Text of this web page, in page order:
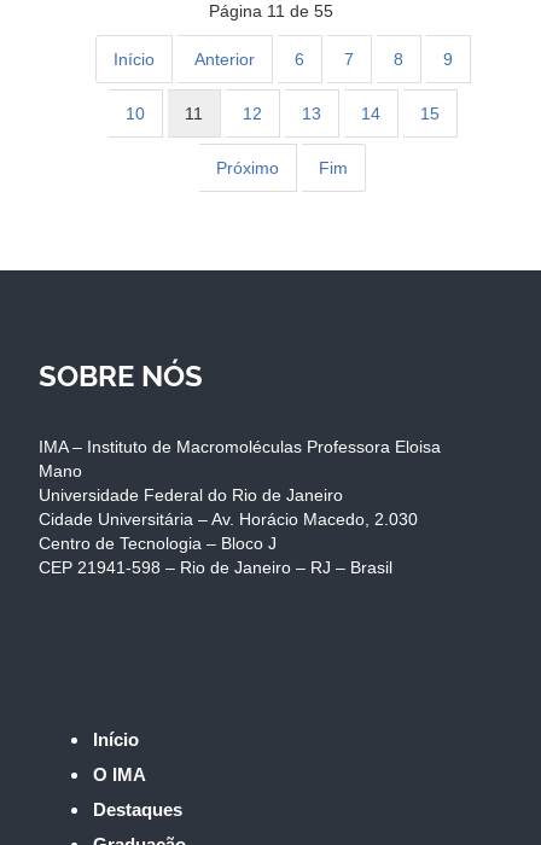
Página 11 de 55
Início Anterior 6 7 8 9
10 11 12 13 14 15
Próximo Fim
SOBRE NÓS
IMA – Instituto de Macromoléculas Professora Eloisa
Mano
Universidade Federal do Rio de Janeiro
Cidade Universitária – Av. Horácio Macedo, 2.030
Centro de Tecnologia – Bloco J
CEP 21941-598 – Rio de Janeiro – RJ – Brasil
Início
O IMA
Destaques